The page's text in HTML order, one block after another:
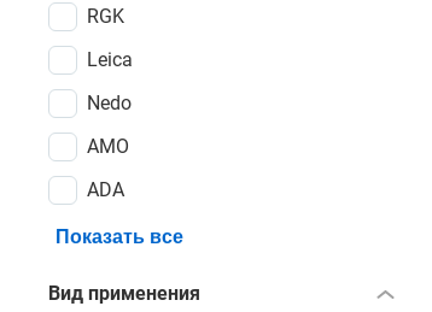
RGK
Leica
Nedo
AMO
ADA
Показать все
Вид применения